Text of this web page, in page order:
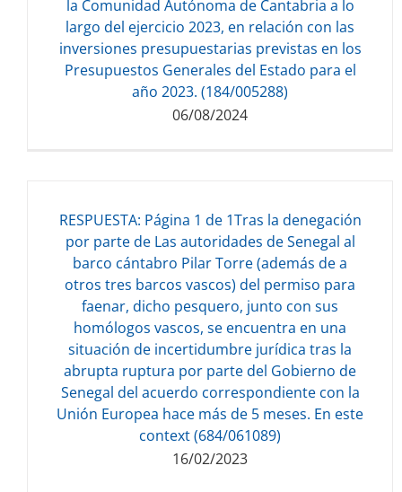
121.33 KB
la Comunidad Autónoma de Cantabria a lo
largo del ejercicio 2023, en relación con las
inversiones presupuestarias previstas en los
Presupuestos Generales del Estado para el
año 2023. (184/005288)
06/08/2024
Descarga del documento:
26.24 KB
RESPUESTA: Página 1 de 1Tras la denegación
por parte de Las autoridades de Senegal al
barco cántabro Pilar Torre (además de a
otros tres barcos vascos) del permiso para
faenar, dicho pesquero, junto con sus
homólogos vascos, se encuentra en una
situación de incertidumbre jurídica tras la
abrupta ruptura por parte del Gobierno de
Senegal del acuerdo correspondiente con la
Unión Europea hace más de 5 meses. En este
context (684/061089)
16/02/2023